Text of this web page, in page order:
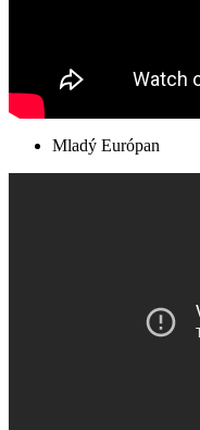
Mladý Európan